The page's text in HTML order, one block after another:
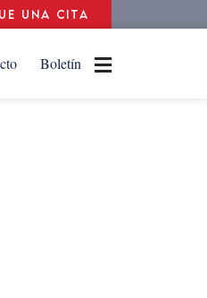
una cita
Boletín